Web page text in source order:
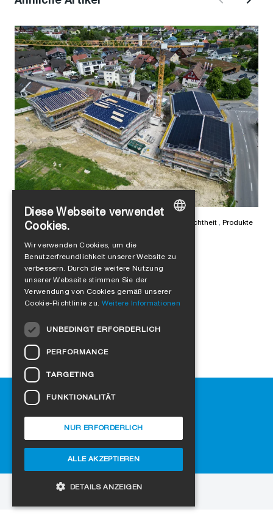
Lara PichlerinLuftdichtheit Winddichtheit , Produkte
Meisterwerk
Hilfe
SIGA-Fachhändler finden
Häufig gestellte Fragen
Cookie-Einstellungen
ENGLISH
FRENCH
DANISH
LATVIAN
LITHUANIAN
Diese Webseite verwendet
Cookies.
Wir verwenden Cookies, um die
Benutzerfreundlichkeit unserer Website zu
verbessern. Durch die weitere Nutzung
unserer Webseite stimmen Sie der
Verwendung von Cookies gemäß unserer
Cookie-Richtlinie zu. Weitere Informationen
UNBEDINGT ERFORDERLICH
PERFORMANCE
TARGETING
FUNKTIONALITÄT
ALLE AKZEPTIEREN
NUR ERFORDERLICH
DETAILS ANZEIGEN